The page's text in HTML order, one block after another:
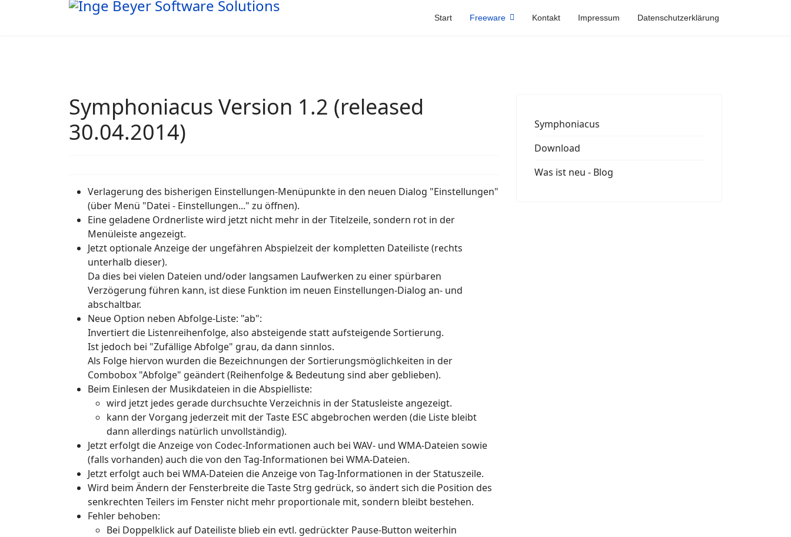
Start Freeware Kontakt Impressum Datenschutzerklärung
Symphoniacus Version 1.2 (released
30.04.2014)
Verlagerung des bisherigen Einstellungen-Menüpunkte in den neuen Dialog "Einstellungen"
(über Menü "Datei - Einstellungen..." zu öffnen).
Eine geladene Ordnerliste wird jetzt nicht mehr in der Titelzeile, sondern rot in der
Menüleiste angezeigt.
Jetzt optionale Anzeige der ungefähren Abspielzeit der kompletten Dateiliste (rechts
unterhalb dieser).
Da dies bei vielen Dateien und/oder langsamen Laufwerken zu einer spürbaren
Verzögerung führen kann, ist diese Funktion im neuen Einstellungen-Dialog an- und
abschaltbar.
Neue Option neben Abfolge-Liste: "ab":
Invertiert die Listenreihenfolge, also absteigende statt aufsteigende Sortierung.
Ist jedoch bei "Zufällige Abfolge" grau, da dann sinnlos.
Als Folge hiervon wurden die Bezeichnungen der Sortierungsmöglichkeiten in der
Combobox "Abfolge" geändert (Reihenfolge & Bedeutung sind aber geblieben).
Beim Einlesen der Musikdateien in die Abspielliste:
wird jetzt jedes gerade durchsuchte Verzeichnis in der Statusleiste angezeigt.
kann der Vorgang jederzeit mit der Taste ESC abgebrochen werden (die Liste bleibt
dann allerdings natürlich unvollständig).
Jetzt erfolgt die Anzeige von Codec-Informationen auch bei WAV- und WMA-Dateien sowie
(falls vorhanden) auch die von den Tag-Informationen bei WMA-Dateien.
Jetzt erfolgt auch bei WMA-Dateien die Anzeige von Tag-Informationen in der Statuszeile.
Wird beim Ändern der Fensterbreite die Taste Strg gedrück, so ändert sich die Position des
senkrechten Teilers im Fenster nicht mehr proportionale mit, sondern bleibt bestehen.
Fehler behoben:
Bei Doppelklick auf Dateiliste blieb ein evtl. gedrückter Pause-Button weiterhin
Symphoniacus
Download
Was ist neu - Blog